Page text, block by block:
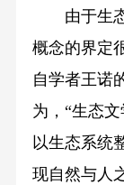
由于生态
概念的界定
自学者王诺
为，“生态
以生态系统
现自然与人